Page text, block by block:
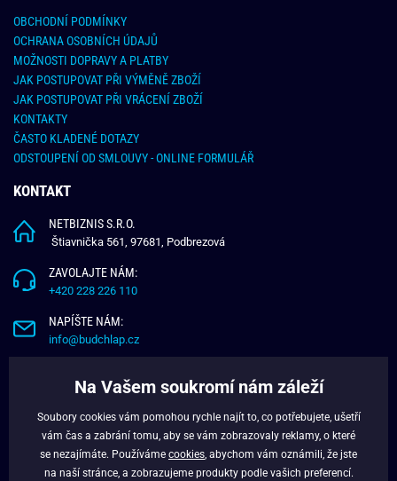
OBCHODNÍ PODMÍNKY
OCHRANA OSOBNÍCH ÚDAJŮ
MOŽNOSTI DOPRAVY A PLATBY
JAK POSTUPOVAT PŘI VÝMĚNĚ ZBOŽÍ
JAK POSTUPOVAT PŘI VRÁCENÍ ZBOŽÍ
KONTAKTY
ČASTO KLADENÉ DOTAZY
ODSTOUPENÍ OD SMLOUVY - ONLINE FORMULÁŘ
KONTAKT
NETBIZNIS S.R.O.
Štiavnička 561, 97681, Podbrezová
ZAVOLAJTE NÁM:
+420 228 226 110
NAPÍŠTE NÁM:
info@budchlap.cz
VĚRNOSTNÍ PROGRAM
FACEBOOK
Na Vašem soukromí nám záleží
Soubory cookies vám pomohou rychle najít to, co potřebujete, ušetří
vám čas a zabrání tomu, aby se vám zobrazovaly reklamy, o které
se nezajímáte. Používáme cookies , abychom vám oznámili, že jste
na naší stránce, a zobrazujeme produkty podle vašich preferencí.